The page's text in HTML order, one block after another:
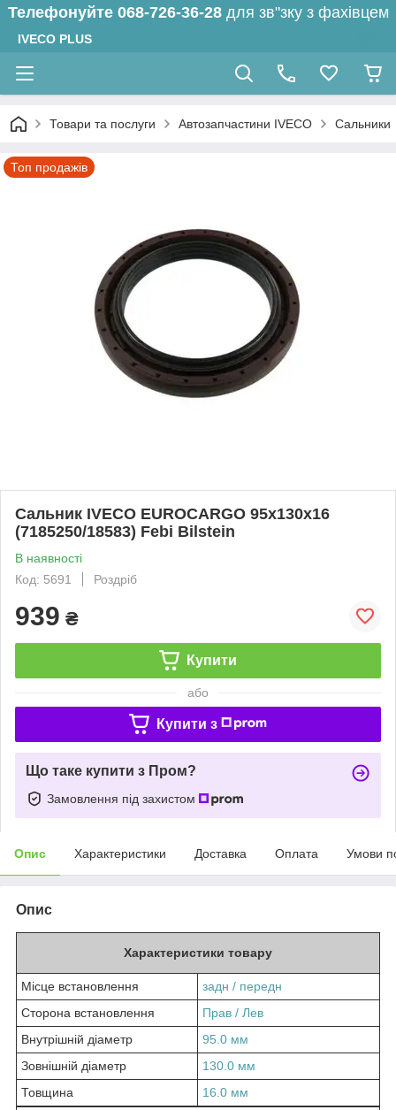
Телефонуйте 068-726-36-28 для зв"зку з фахівцем
IVECO PLUS
Товари та послуги Автозапчастини IVECO Сальники
Топ продажів
Сальник IVECO EUROCARGO 95x130x16
(7185250/18583) Febi Bilstein
В наявності
Код: 5691
Роздріб
939 ₴
Купити
або
Купити з
Що таке купити з Пром?
Замовлення під захистом
Опис Характеристики Доставка Оплата Умови
Опис
Характеристики товару
Місце встановлення задн / передн
Сторона встановлення
Прав / Лев
Внутрішній діаметр
95.0 мм
Зовнішній діаметр
130.0 мм
Товщина
16.0 мм